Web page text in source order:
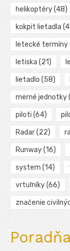
helikoptéry(48)
kokpit lietadla
letecké termíny
letiska (21)
lietadlo (58)
merné jednotky
piloti (64)
Radar(22)
Runway(16)
system (14)
vrtuľníky(66)
značenie